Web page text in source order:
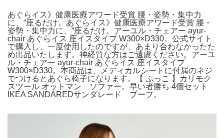
あぐらイス》健康医療アワード受賞 腰・姿勢・集中力
に、“座るだけ。あぐらイス》健康医療アワード受賞 腰・
姿勢・集中力に、“座るだけ。アーユル・チェアー ayur-
chair あぐらイス 座イスタイプ W300×D330。公式サイト
で購入し、一度使用したのですが、あまり合わなかったた
め出品いたします。神経質な方はご遠慮ください。アーユ
ル・チェアー ayur-chair あぐらイス 座イスタイプ
W300×D330。本商品は、メディカルシートに付属のネジ
でつけるとあぐら椅子になります。【 ぷっこ 】カリモク
スツール オットマン ソファー。早い者勝ち 4個セット
IKEA SANDAREDサンダレード プーフ。